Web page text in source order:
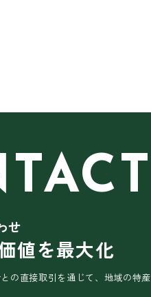
せ
値を最大化
の直接取引を通じて、地域の特